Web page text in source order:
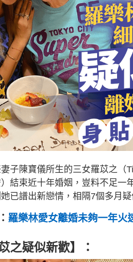
子陳寶儀所生的三女羅苡之（
）結束近十年婚姻，豈料不足
已譜出新戀情，相隔7個多月
羅樂林愛女離婚未夠一年火
之疑似新歡】：